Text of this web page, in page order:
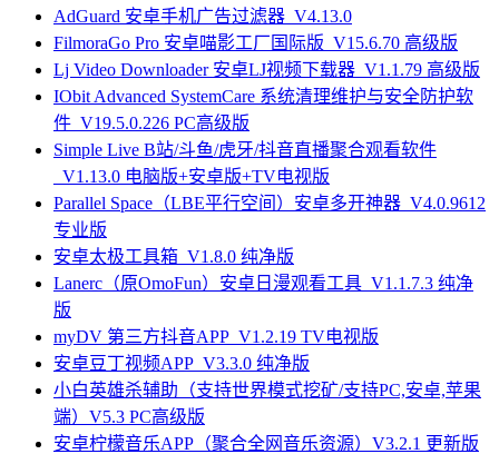
AdGuard 安卓手机广告过滤器_V4.13.0
FilmoraGo Pro 安卓喵影工厂国际版_V15.6.70 高级版
Lj Video Downloader 安卓LJ视频下载器_V1.1.79 高级版
IObit Advanced SystemCare 系统清理维护与安全防护软
件_V19.5.0.226 PC高级版
Simple Live B站/斗鱼/虎牙/抖音直播聚合观看软件
_V1.13.0 电脑版+安卓版+TV电视版
Parallel Space（LBE平行空间）安卓多开神器_V4.0.9612
专业版
安卓太极工具箱_V1.8.0 纯净版
Lanerc（原OmoFun）安卓日漫观看工具_V1.1.7.3 纯净
版
myDV 第三方抖音APP_V1.2.19 TV电视版
安卓豆丁视频APP_V3.3.0 纯净版
小白英雄杀辅助（支持世界模式挖矿/支持PC,安卓,苹果
端）V5.3 PC高级版
安卓柠檬音乐APP（聚合全网音乐资源）V3.2.1 更新版